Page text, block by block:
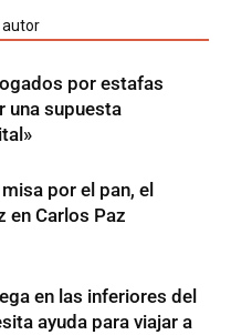
autor
por estafas
una supuesta
por el pan, el
en Carlos Paz
en las inferiores del
ayuda para viajar a